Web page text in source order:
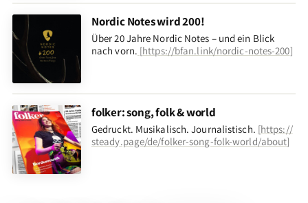
Nordic Notes wird 200!
Über 20 Jahre Nordic Notes – und ein Blick
nach vorn. [https://bfan.link/nordic-notes-200]
folker: song, folk & world
Gedruckt. Musikalisch. Journalistisch. [https://
steady.page/de/folker-song-folk-world/about]